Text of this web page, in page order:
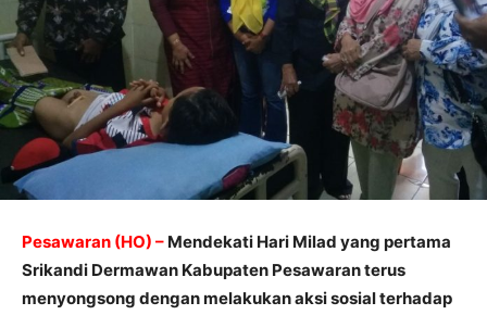
Pesawaran (HO) – Mendekati Hari Milad yang pertama
Srikandi Dermawan Kabupaten Pesawaran terus
menyongsong dengan melakukan aksi sosial terhadap